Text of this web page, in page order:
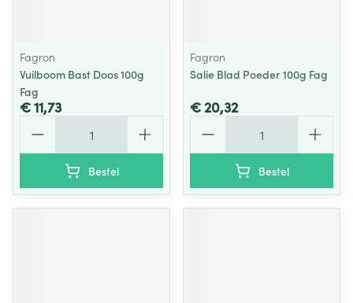
Fagron
Vuilboom Bast Doos 100g
Fag
€ 11,73
Bestel
Fagron
Salie Blad Poeder 100g Fag
€ 20,32
Bestel